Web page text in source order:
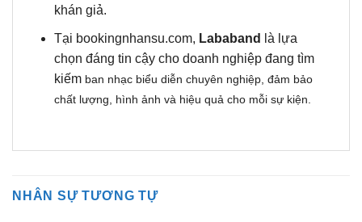
khán giả.
Tại bookingnhansu.com, Lababand
là lựa
chọn đáng tin cậy cho doanh nghiệp đang tìm
kiếm ban nhạc biểu diễn chuyên nghiệp, đảm bảo
chất lượng, hình ảnh và hiệu quả cho mỗi sự kiện.
NHÂN SỰ TƯƠNG TỰ